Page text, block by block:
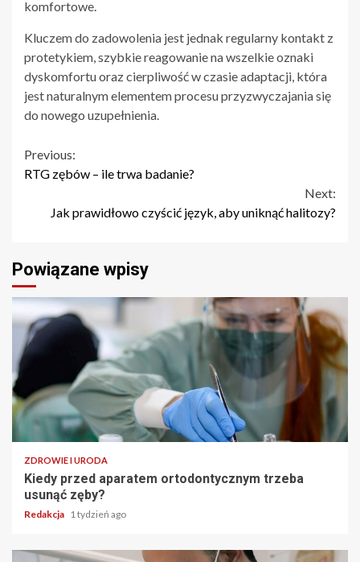
komfortowe.
Kluczem do zadowolenia jest jednak regularny kontakt z
protetykiem, szybkie reagowanie na wszelkie oznaki
dyskomfortu oraz cierpliwość w czasie adaptacji, która
jest naturalnym elementem procesu przyzwyczajania się
do nowego uzupełnienia.
Continue
Previous:
RTG zębów – ile trwa badanie?
Next:
Jak prawidłowo czyścić język, aby uniknąć halitozy?
Powiązane wpisy
ZDROWIE I URODA
Kiedy przed aparatem ortodontycznym trzeba
usunąć zęby?
Redakcja 1 tydzień ago